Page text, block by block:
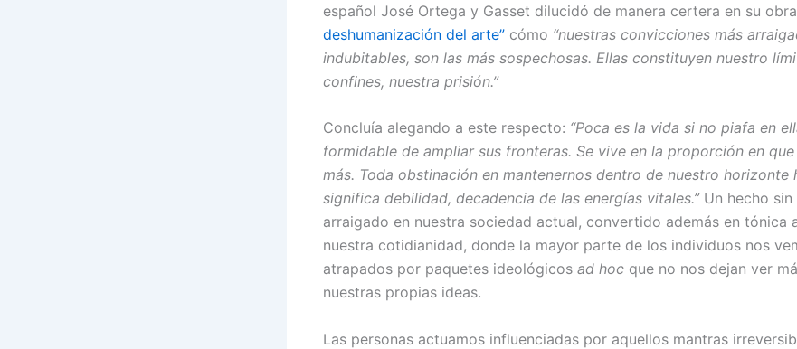
español José Ortega y Gasset dilucidó de manera certera en su obra
deshumanización del arte” cómo “nuestras convicciones más
indubitables, son las más sospechosas. Ellas constituyen nuestro
confines, nuestra prisión.”
Concluía alegando a este respecto: “Poca es la vida si no piafa en
formidable de ampliar sus fronteras. Se vive en la proporción en
más. Toda obstinación en mantenernos dentro de nuestro horizonte
significa debilidad, decadencia de las energías vitales.”Un hecho sin
arraigado en nuestra sociedad actual, convertido además en tónica
nuestra cotidianidad, donde la mayor parte de los individuos nos
atrapados por paquetes ideológicos ad hoc que no nos dejan ver
nuestras propias ideas.
Las personas actuamos influenciadas por aquellos mantras